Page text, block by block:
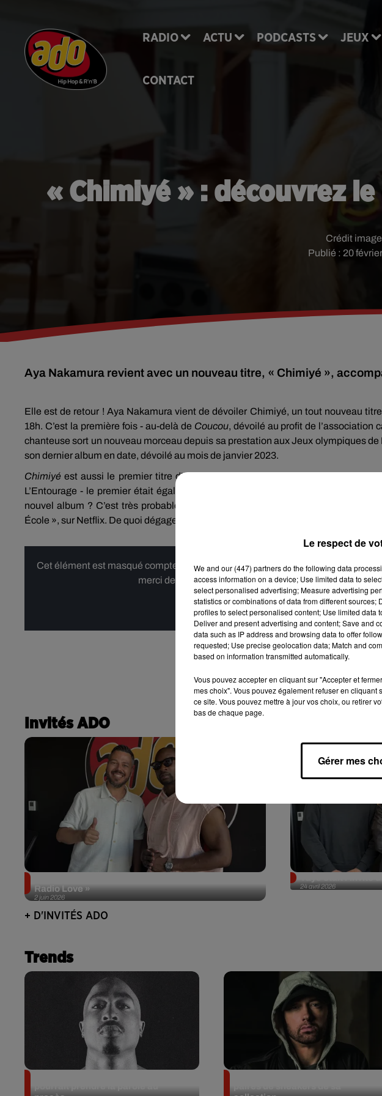
RADIO ACTU PODCASTS JEUX
CONTACT
« Chimiyé » : découvrez
Publié : 20
Crédit
Aya Nakamura revient avec un nouveau titre, « Chimiyé »,
Elle est de retour ! Aya Nakamura vient de dévoiler Chimiyé, un tout nouveau
18h. C’est la première fois - au-delà de Coucou, dévoilé au profit de l’association
chanteuse sort un nouveau morceau depuis sa prestation aux Jeux olympiques de
son dernier album en date, dévoilé au mois de janvier 2023.
Chimiyé est aussi le premier titre d'Aya Nakamura co-écrit avec Alpha Wann et
L’Entourage - le premier était également membre du groupe parisien 1995.
nouvel album ? C’est très probable, Aya Nakamura ayant récemment annoncé
École », sur Netflix. De quoi dégager un peu de temps pour préparer correctement
Cet élément est masqué compte-tenu du refus du dépôt de cookies que vous
merci de nous donner votre accord en cliquant sur le
Afficher l'élément
Invités ADO
2 juin 2026
Radio Love »
24 avril 2026
+ D'INVITÉS ADO
Trends
Le respect de
We and our (447) partnersdo the following data
access information on a device; Use limited data to
select personalised advertising; Measure advertising
statistics or combinations of data from different
profiles to select personalised content; Use limited data
Deliver and present advertising and content; Save and
data such as IP address and browsing data to offer
requested; Use precise geolocation data; Match and
based on information transmitted automatically.
Vous pouvez accepter en cliquant sur "Accepter et
mes choix". Vous pouvez également refuser en
ce site. Vous pouvez mettre à jour vos choix, ou retirer
bas de chaque page.
Gérer mes